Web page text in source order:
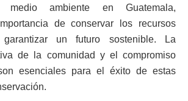
medio ambiente en Guatemala,
de conservar los recursos
un futuro sostenible. La
de la comunidad y el compromiso
esenciales para el éxito de estas